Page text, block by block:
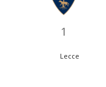
1
Lecce